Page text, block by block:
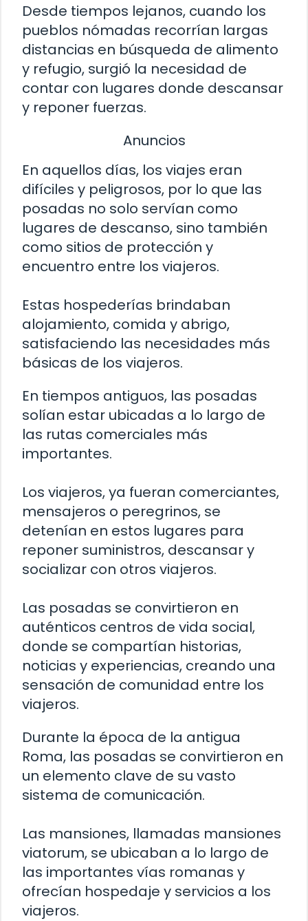
Desde tiempos lejanos, cuando los
pueblos nómadas recorrían largas
distancias en búsqueda de alimento
y refugio, surgió la necesidad de
contar con lugares donde descansar
y reponer fuerzas.
Anuncios
En aquellos días, los viajes eran
difíciles y peligrosos, por lo que las
posadas no solo servían como
lugares de descanso, sino también
como sitios de protección y
encuentro entre los viajeros.
Estas hospederías brindaban
alojamiento, comida y abrigo,
satisfaciendo las necesidades más
básicas de los viajeros.
En tiempos antiguos, las posadas
solían estar ubicadas a lo largo de
las rutas comerciales más
importantes.
Los viajeros, ya fueran comerciantes,
mensajeros o peregrinos, se
detenían en estos lugares para
reponer suministros, descansar y
socializar con otros viajeros.
Las posadas se convirtieron en
auténticos centros de vida social,
donde se compartían historias,
noticias y experiencias, creando una
sensación de comunidad entre los
viajeros.
Durante la época de la antigua
Roma, las posadas se convirtieron en
un elemento clave de su vasto
sistema de comunicación.
Las mansiones, llamadas mansiones
viatorum, se ubicaban a lo largo de
las importantes vías romanas y
ofrecían hospedaje y servicios a los
viajeros.